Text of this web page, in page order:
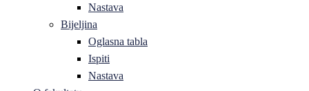
Nastava
Bijeljina
Oglasna tabla
Ispiti
Nastava